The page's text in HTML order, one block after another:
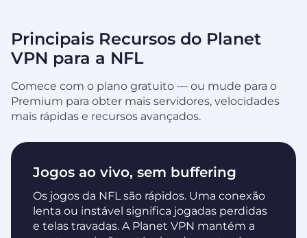
Principais Recursos do Planet
VPN para a NFL
Comece com o plano gratuito — ou mude para o
Premium para obter mais servidores, velocidades
mais rápidas e recursos avançados.
Jogos ao vivo, sem buffering
Os jogos da NFL são rápidos. Uma conexão
lenta ou instável significa jogadas perdidas
e telas travadas. A Planet VPN mantém a